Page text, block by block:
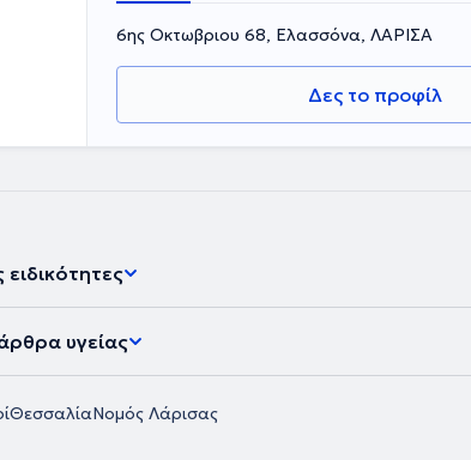
6ης Οκτωβριου 68, Ελασσόνα, ΛΑΡΙΣΑ
Δες το προφίλ
ειδικότητες
υγείας
ΘεσσαλίαΝομός Λάρισας